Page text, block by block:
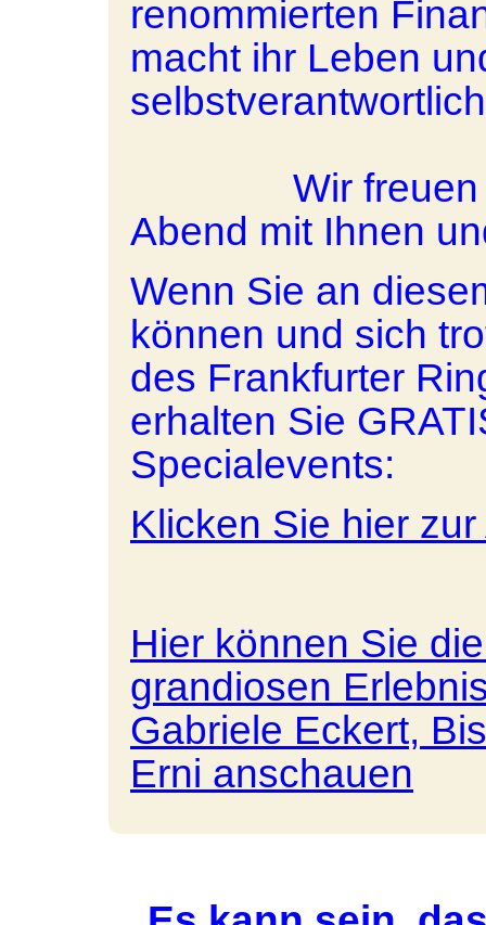
renommierten
macht ihr Leben
Wir freuen
Abend mit Ihnen
Wenn Sie an
können und sich
des Frankfurter
erhalten Sie
Specialevents:
Klicken Sie hier
Hier können Sie
grandiosen
Gabriele Eckert,
Erni anschauen